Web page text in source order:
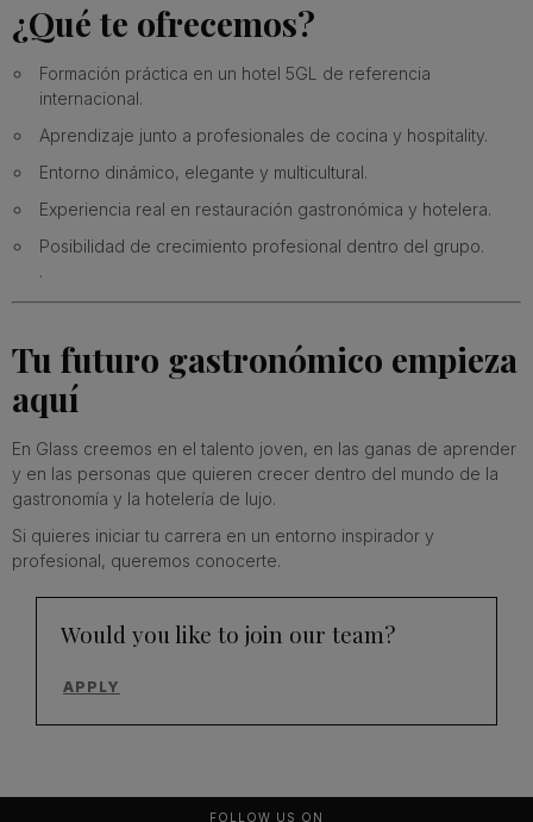
¿Qué te ofrecemos?
Formación práctica en un hotel 5GL de referencia
internacional.
Aprendizaje junto a profesionales de cocina y hospitality.
Entorno dinámico, elegante y multicultural.
Experiencia real en restauración gastronómica y hotelera.
Posibilidad de crecimiento profesional dentro del grupo.
.
Tu futuro gastronómico empieza
aquí
En Glass creemos en el talento joven, en las ganas de aprender
y en las personas que quieren crecer dentro del mundo de la
gastronomía y la hotelería de lujo.
Si quieres iniciar tu carrera en un entorno inspirador y
profesional, queremos conocerte.
Would you like to join our team?
APPLY
FOLLOW US ON